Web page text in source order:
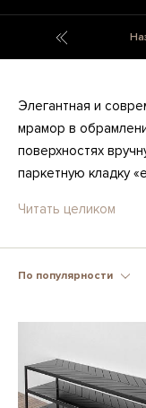
Aroma
Элегантная и
мрамор в
поверхностях
паркетную кладку
Читать целиком
По популярности